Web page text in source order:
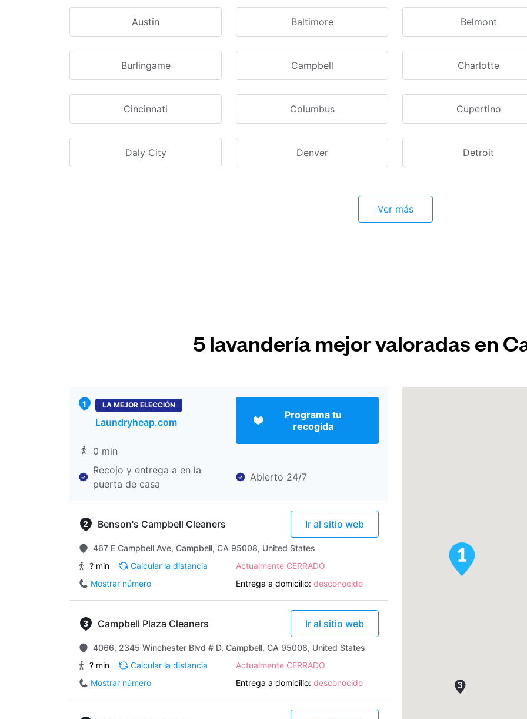
Austin Baltimore Belmont
Burlingame Campbell Charlotte
Cincinnati Columbus Cupertino
Daly City Denver Detroit
Ver más
5 lavandería mejor valoradas en
LA MEJOR ELECCIÓN
Laundryheap.com
Programa tu
recogida
0 min
Recojo y entrega a en la
puerta de casa
Abierto 24/7
Benson's Campbell Cleaners Ir al sitio web
467 E Campbell Ave, Campbell, CA 95008, United States
? min
Calcular la distancia
Actualmente CERRADO
Mostrar número
Entrega a domicilio: desconocido
Campbell Plaza Cleaners Ir al sitio web
4066, 2345 Winchester Blvd # D, Campbell, CA 95008, United States
? min
Calcular la distancia
Actualmente CERRADO
Mostrar número
Entrega a domicilio: desconocido